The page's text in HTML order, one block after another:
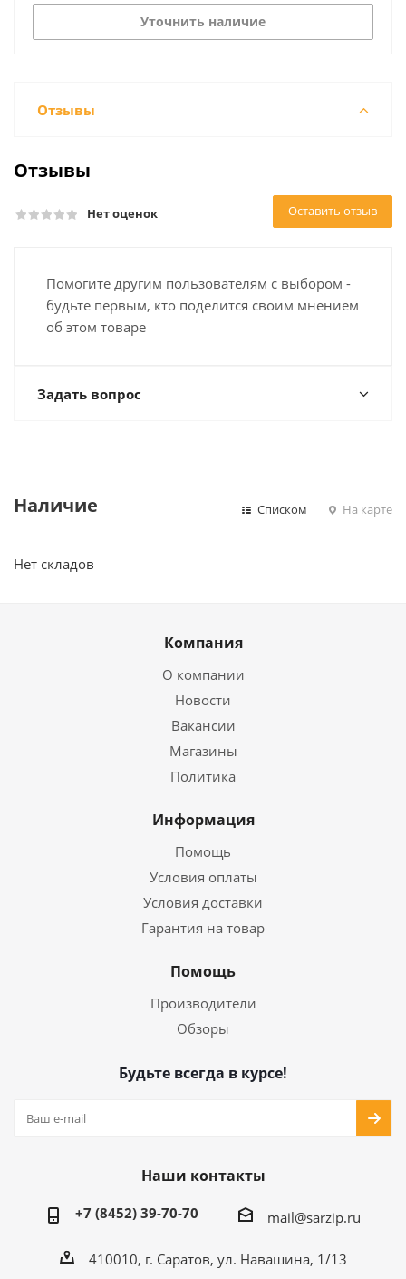
Уточнить наличие
Отзывы
Отзывы
Нет оценок Оставить отзыв
Помогите другим пользователям с выбором -
будьте первым, кто поделится своим мнением
об этом товаре
Задать вопрос
Наличие Списком На карте
Нет складов
Компания
О компании
Новости
Вакансии
Магазины
Политика
Информация
Помощь
Условия оплаты
Условия доставки
Гарантия на товар
Помощь
Производители
Обзоры
Будьте всегда в курсе!
Наши контакты
+7 (8452) 39-70-70 mail@sarzip.ru
410010, г. Саратов, ул. Навашина, 1/13